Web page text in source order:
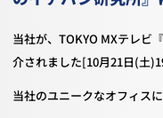
当社が、TOKYO MXテレビ
介されました[10月21日(土
当社のユニークなオフィス